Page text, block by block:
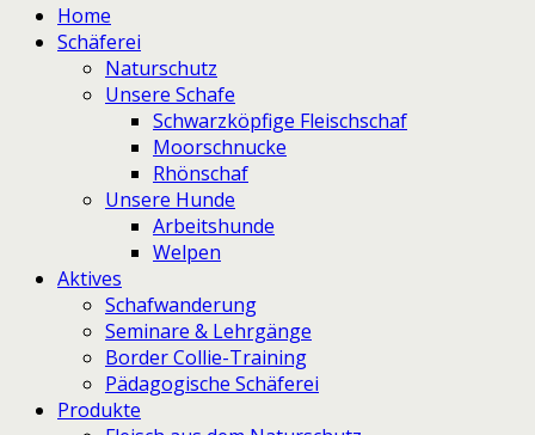
Home
Schäferei
Naturschutz
Unsere Schafe
Schwarzköpfige Fleischschaf
Moorschnucke
Rhönschaf
Unsere Hunde
Arbeitshunde
Welpen
Aktives
Schafwanderung
Seminare & Lehrgänge
Border Collie-Training
Pädagogische Schäferei
Produkte